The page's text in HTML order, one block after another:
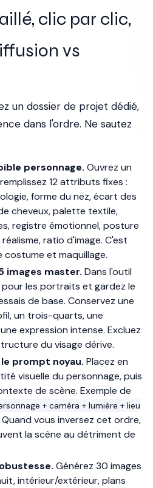
clic par clic,
vs
un dossier de projet dédié,
dans l'ordre. Ne sautez
personnage. Ouvrez un
12 attributs fixes :
forme du nez, écart des
cheveux, palette textile,
registre émotionnel, posture
ratio d'image. C'est
costume et maquillage.
images master. Dans l'outil
pour les portraits et gardez le
de base. Conservez une
un trois-quarts, une
expression intense. Excluez
du visage dérive.
prompt noyau. Placez en
visuelle du personnage, puis
de scène. Exemple de
+ caméra + lumière + lieu
Quand vous inversez cet ordre,
la scène au détriment de
Générez 30 images
intérieur/extérieur, plans